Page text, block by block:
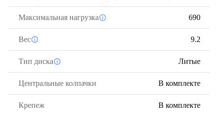
Максимальная нагрузка 690
Вес 9.2
Тип диска Литые
Центральные колпачки В комплекте
Крепеж В комплекте